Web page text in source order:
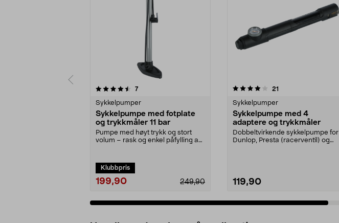
7anmeldelser
Sykkelpumper
Sykkelpumpe med fotplate
og trykkmåler 11 bar
Pumpe med høyt trykk og stort
volum – rask og enkel påfylling av
Klubbpris
199,90 249,90
4.0 av 5 stjerner 21
Sykkelpumper
Sykkelpumpe med 4
adaptere og trykkmåler
Dobbeltvirkende sykkelpumpe for
Dunlop, Presta (racerventil) og
119,90
4.5 av 5 stjerner